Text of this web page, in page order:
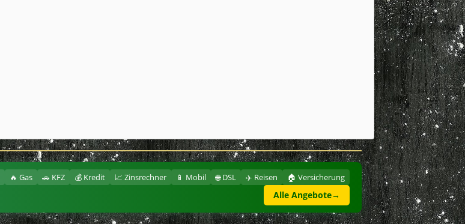
🔥 Gas 🚗 KFZ 💰 Kredit 📈 Zinsrechner 📱 Mobil 🌐 DSL ✈️ Reisen 🏠 Versicherung
Alle Angebote→